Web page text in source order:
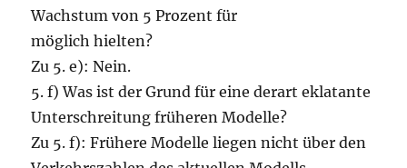
Wachstum von 5 Prozent für
möglich hielten?
Zu 5. e): Nein.
5. f) Was ist der Grund für eine derart eklatante
Unterschreitung früheren Modelle?
Zu 5. f): Frühere Modelle liegen nicht über den